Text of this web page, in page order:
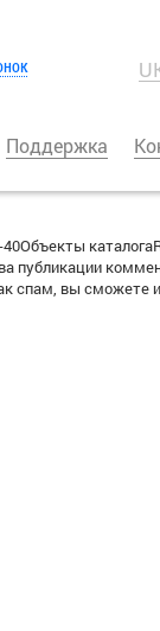
Поддержка
вы сможете